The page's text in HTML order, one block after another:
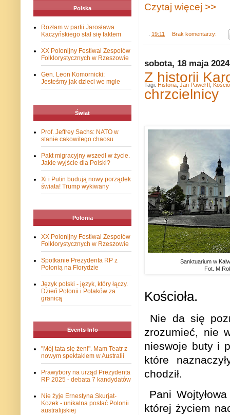
Czytaj więcej >>
19:11 Brak komentarzy:
sobota, 18 maja 2024
Z historii
chrzcielnicy
Sanktuarium w
Fot.
Kościoła.
Nie da się
zrozumieć, nie
nieswoje buty i
które
chodził.
Pani
której życiem
Tagi: Historia Jan Paweł II
Polska
Rozłam w partii Jarosława
Kaczyńskiego stał się faktem
XX Polonijny Festiwal Zespołów
Folklorystycznych w Rzeszowie
Gen. Leon Komornicki:
Jesteśmy jak dzieci we mgle
Świat
Prof. Jeffrey Sachs: NATO w
stanie cakowitego chaosu
Pakt migracyjny wszedł w życie.
Jakie wyjście dla Polski?
Xi i Putin budują nowy porządek
świata! Trump wykiwany
Polonia
XX Polonijny Festiwal Zespołów
Folklorystycznych w Rzeszowie
Spotkanie Prezydenta RP z
Polonią na Florydzie
Język polski - język, który łączy.
Dzień Polonii i Polaków za
granicą
Events Info
"Mój tata się żeni". Mam Teatr z
nowym spektaklem w Australii
Prawybory na urząd Prezydenta
RP 2025 - debata 7 kandydatów
Nie żyje Ernestyna Skurjat-
Kozek - unikalna postać Polonii
australijskiej